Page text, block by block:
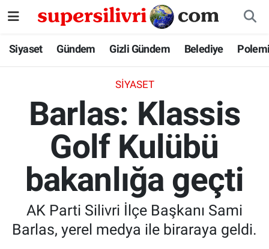
Siyaset Gündem Gizli Gündem Belediye
SIYASET
Barlas: Klassis
Golf Kulübü
bakanlığa geçti
AK Parti Silivri İlçe Başkanı Sami
Barlas, yerel medya ile biraraya geldi.
Siyaset
Gizli Gündem
Belediye
Polemik
İstanbul Nöbetçi Eczaneler
İstanbul Hava Durumu
İstanbul Namaz Vakitleri
İstanbul Trafik Yoğunluk Haritası
Süper Lig Puan Durumu ve Fikstür
Son Dakika Haberleri